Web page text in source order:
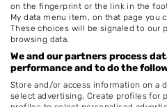
6031XN
Op 16,89
on the fingerprint or the link in the
My data menu item, on that page you
These choices will be signaled to our
browsing data.
We and our partners process
performance and to do the
Store and/or access information on a
select advertising. Create profiles for